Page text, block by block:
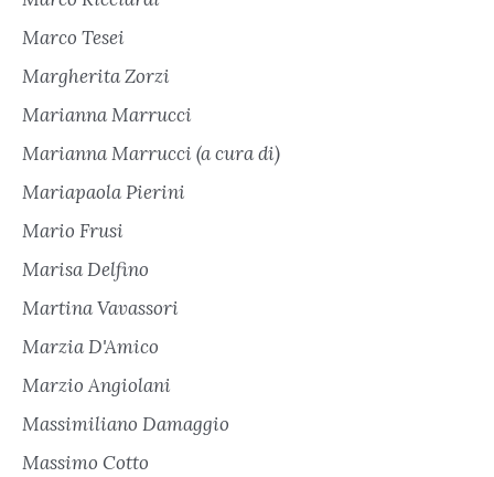
Marco Tesei
Margherita Zorzi
Marianna Marrucci
Marianna Marrucci (a cura di)
Mariapaola Pierini
Mario Frusi
Marisa Delfino
Martina Vavassori
Marzia D'Amico
Marzio Angiolani
Massimiliano Damaggio
Massimo Cotto